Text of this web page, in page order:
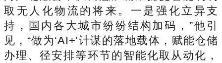
取无人化物流的将来。一是强化立异支
持，国内各大城市纷纷结构加码，”他引
见，“做为‘AI+’计谋的落地载体，赋能仓储
办理、径安排等环节的智能化取从动化，